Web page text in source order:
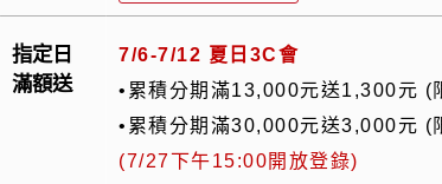
指定日
滿額送
7/6-7/12 夏日3C會
•累積分期滿13,000元送1,300元 (
•累積分期滿30,000元送3,000元 (
(7/27下午15:00開放登錄)